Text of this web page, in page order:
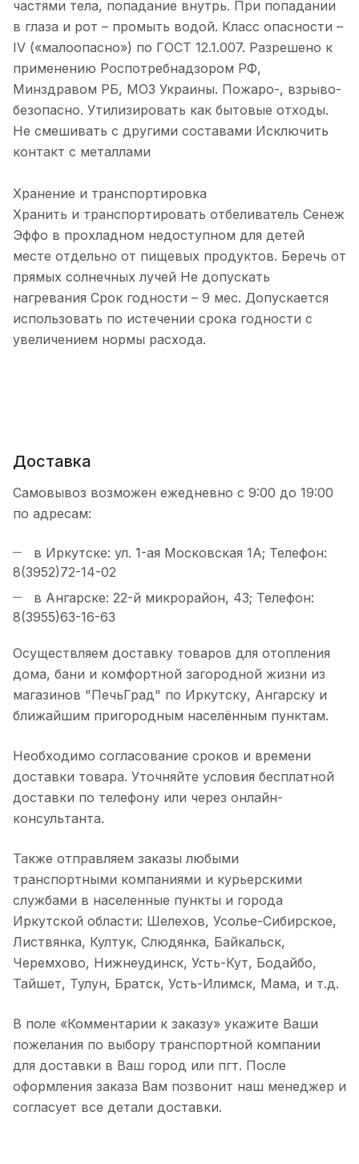
частями тела, попадание внутрь. При попадании
в глаза и рот – промыть водой. Класс опасности –
IV («малоопасно») по ГОСТ 12.1.007. Разрешено к
применению Роспотребнадзором РФ,
Минздравом РБ, МОЗ Украины. Пожаро-, взрыво-
безопасно. Утилизировать как бытовые отходы.
Не смешивать с другими составами Исключить
контакт с металлами
Хранение и транспортировка
Хранить и транспортировать отбеливатель Сенеж
Эффо в прохладном недоступном для детей
месте отдельно от пищевых продуктов. Беречь от
прямых солнечных лучей Не допускать
нагревания Срок годности – 9 мес. Допускается
использовать по истечении срока годности с
увеличением нормы расхода.
Доставка
Самовывоз возможен ежедневно с 9:00 до 19:00
по адресам:
в Иркутске: ул. 1-ая Московская 1А; Телефон:
8(3952)72-14-02
в Ангарске: 22-й микрорайон, 43; Телефон:
8(3955)63-16-63
Осуществляем доставку товаров для отопления
дома, бани и комфортной загородной жизни из
магазинов "ПечьГрад" по Иркутску, Ангарску и
ближайшим пригородным населённым пунктам.
Необходимо согласование сроков и времени
доставки товара. Уточняйте условия бесплатной
доставки по телефону или через онлайн-
консультанта.
Также отправляем заказы любыми
транспортными компаниями и курьерскими
службами в населенные пункты и города
Иркутской области: Шелехов, Усолье-Сибирское,
Листвянка, Култук, Слюдянка, Байкальск,
Черемхово, Нижнеудинск, Усть-Кут, Бодайбо,
Тайшет, Тулун, Братск, Усть-Илимск, Мама, и т.д.
В поле «Комментарии к заказу» укажите Ваши
пожелания по выбору транспортной компании
для доставки в Ваш город или пгт. После
оформления заказа Вам позвонит наш менеджер и
согласует все детали доставки.